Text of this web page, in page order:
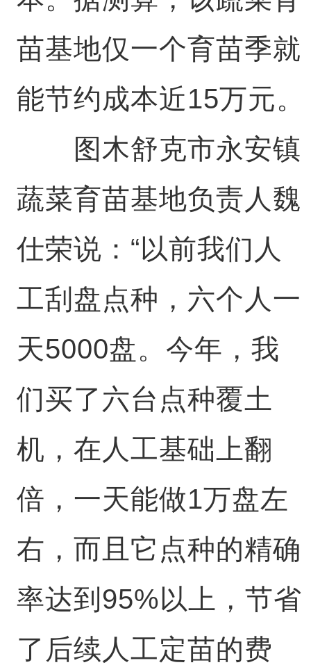
苗基地仅一个育苗季就
能节约成本近15万元。
图木舒克市永安镇
蔬菜育苗基地负责人魏
仕荣说：“以前我们人
工刮盘点种，六个人一
天5000盘。今年，我
们买了六台点种覆土
机，在人工基础上翻
倍，一天能做1万盘左
右，而且它点种的精确
率达到95%以上，节省
了后续人工定苗的费